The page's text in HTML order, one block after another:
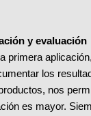
y evaluación
primera
los
nos
es mayor.